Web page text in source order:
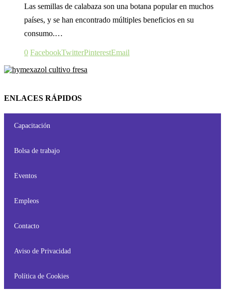
Las semillas de calabaza son una botana popular en muchos
países, y se han encontrado múltiples beneficios en su
consumo.…
0 FacebookTwitterPinterestEmail
ENLACES RÁPIDOS
Capacitación
Bolsa de trabajo
Eventos
Empleos
Contacto
Aviso de Privacidad
Política de Cookies